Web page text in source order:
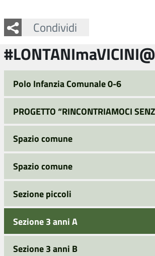
Condividi
Facebook
Twitter
Whatsapp
#LONTANImaVICINI@
Polo Infanzia Comunale 0-6
PROGETTO “RINCONTRIAMOCI
Spazio comune
Spazio comune
Sezione piccoli
Sezione 3 anni A
Sezione 3 anni B